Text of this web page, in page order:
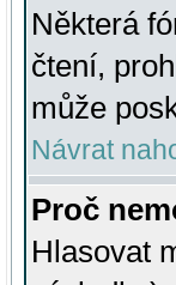
Některá
čtení,
může
Návrat
Proč
Hlasovat